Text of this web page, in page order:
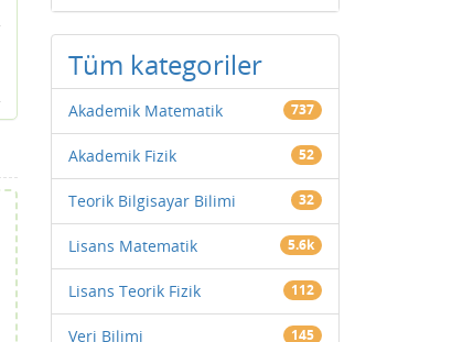
Tüm kategoriler
Akademik Matematik 737
Akademik Fizik 52
Teorik Bilgisayar Bilimi 32
Lisans Matematik 5.6k
Lisans Teorik Fizik 112
Veri Bilimi 145